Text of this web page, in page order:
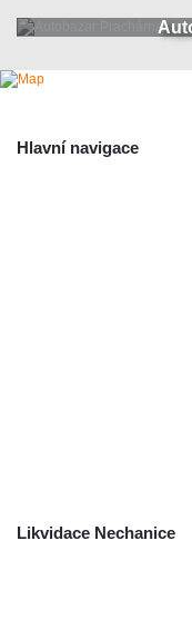
Hlavní navigace
Likvidace Nechanice